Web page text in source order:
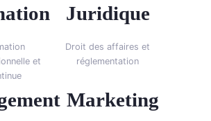
et
Juridique
Droit des affaires et
réglementation
Marketing